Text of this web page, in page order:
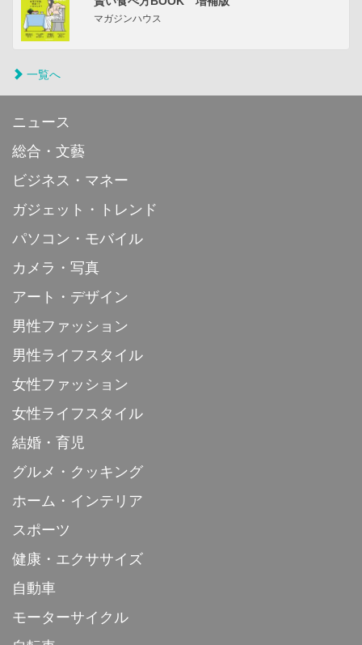
マガジンハウス
一覧へ
ニュース
総合・文藝
ビジネス・マネー
ガジェット・トレンド
パソコン・モバイル
カメラ・写真
アート・デザイン
男性ファッション
男性ライフスタイル
女性ファッション
女性ライフスタイル
結婚・育児
グルメ・クッキング
ホーム・インテリア
スポーツ
健康・エクササイズ
自動車
モーターサイクル